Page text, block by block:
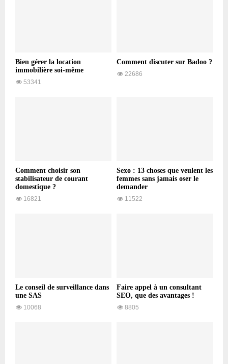
Bien gérer la location
immobilière soi-même
53341
Comment discuter sur Badoo ?
22686
Comment choisir son
stabilisateur de courant
domestique ?
16821
Sexo : 13 choses que veulent les
femmes sans jamais oser le
demander
11522
Le conseil de surveillance dans
une SAS
10068
Faire appel à un consultant
SEO, que des avantages !
8805